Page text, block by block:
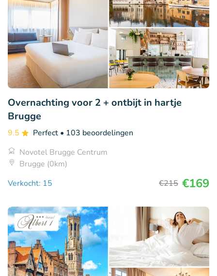
Overnachting voor 2 + ontbijt in hartje
Brugge
9.5 Perfect • 103 beoordelingen
Novotel Brugge Centrum
Brugge (0km)
Verkocht: 15
€215 €169